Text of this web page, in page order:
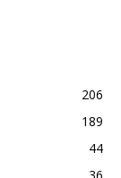
206
189
44